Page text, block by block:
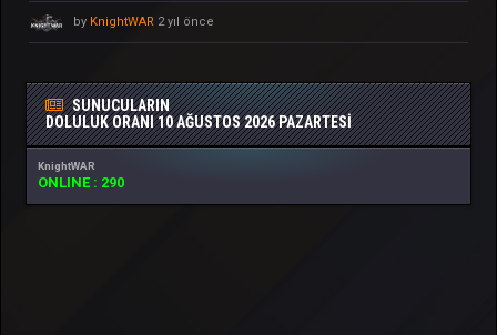
by KnightWAR 2 yıl önce
SUNUCULARIN
DOLULUK ORANI10 AĞUSTOS 2026 PAZARTESI
KnightWAR
ONLINE : 290